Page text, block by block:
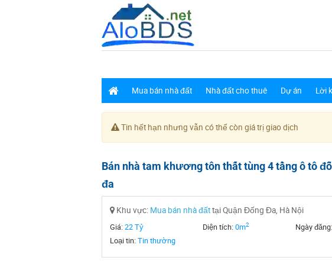
Mua bán nhà đất Nhà đất cho thuê Dự án Lời
Tin hết hạn nhưng vẫn có thể còn giá trị giao dịch
Bán nhà tam khương tôn thất tùng 4 tầng ô tô
đa
Khu vực: Mua bán nhà đấttại Quận Đống Đa, Hà Nội
Giá:22 Tỷ Diện tích:0m2 Ngày đăng:
Loại tin:Tin thường